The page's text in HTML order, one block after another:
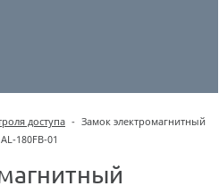
доступа - Замок электромагнитный
180FB-01